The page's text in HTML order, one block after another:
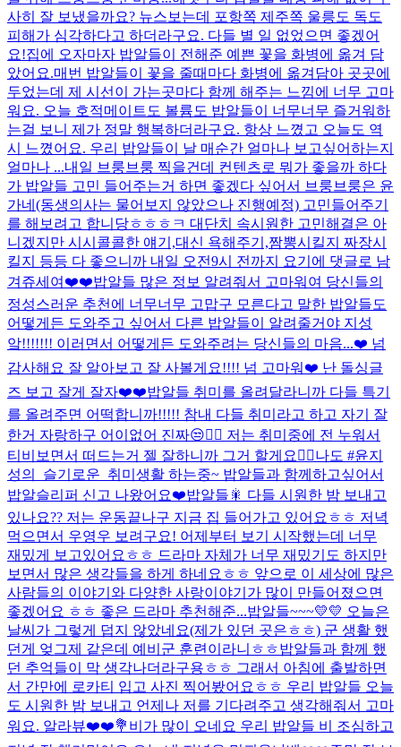
사히 잘 보냈을까요? 뉴스보는데 포항쪽 제주쪽 울릉도 독도
피해가 심각하다고 하더라구요. 다들 별 일 없었으면 좋겠어
요!집에 오자마자 밥알들이 전해준 예쁜 꽃을 화병에 옮겨 담
았어요.매번 밥알들이 꽃을 줄때마다 화병에 옮겨담아 곳곳에
두었는데 제 시선이 가는곳마다 함께 해주는 느낌에 너무 고마
워요. 오늘 호적메이트도 볼륨도 밥알들이 너무너무 즐거워하
는걸 보니 제가 정말 행복하더라구요. 항상 느꼈고 오늘도 역
시 느꼈어요. 우리 밥알들이 날 매순간 얼마나 보고싶어하는지
얼마나 ...내일 브룽브룽 찍을건데 컨텐츠로 뭐가 좋을까 하다
가 밥알들 고민 들어주는거 하면 좋겠다 싶어서 브룽브룽은 윤
가네(동생의사는 물어보지 않았으나 진행예정) 고민들어주기
를 해보려고 합니당ㅎㅎㅎㅋ 대단치 속시원한 고민해결은 아
니겠지만 시시콜콜한 얘기,대신 욕해주기,짬뽕시킬지 짜장시
킬지 등등 다 좋으니까 내일 오전9시 전까지 요기에 댓글로 남
겨쥬세여❤️❤️밥알들 많은 정보 알려줘서 고마워여 당신들의
정성스러운 추천에 너무너무 고맙구 모른다고 말한 밥알들도
어떻게든 도와주고 싶어서 다른 밥알들이 알려줄거야 지성
앜!!!!!!! 이러면서 어떻게든 도와주려는 당신들의 마음...❤️ 넘
감사해요 잘 알아보고 잘 사볼게요!!!! 넘 고마워❤️ 난 돌싱글
즈 보고 잘게 잘자❤️❤️밥알들 취미를 올려달라니까 다들 특기
를 올려주면 어떡합니까!!!!! 참내 다들 취미라고 하고 자기 잘
한거 자랑하구 어이없어 진짜😒😮‍💨 저는 취미중에 전 누워서
티비보면서 떠드는거 젤 잘하니까 그거 할게요🤷‍♂️나도 #윤지
성의_슬기로운_취미생활 하는중~ 밥알들과 함께하고싶어서
밥알슬리퍼 신고 나왔어요❤️밥알들🎇 다들 시원한 밤 보내고
있나요?? 저는 운동끝나구 지금 집 들어가고 있어요ㅎㅎ 저녁
먹으면서 우영우 보려구요! 어제부터 보기 시작했는데 너무
재밌게 보고있어요ㅎㅎ 드라마 자체가 너무 재밌기도 하지만
보면서 많은 생각들을 하게 하네요ㅎㅎ 앞으로 이 세상에 많은
사람들의 이야기와 다양한 사랑이야기가 많이 만들어졌으면
좋겠어요 ㅎㅎ 좋은 드라마 추천해준...밥알들~~~💛💛 오늘은
날씨가 그렇게 덥지 않았네요(제가 있던 곳은ㅎㅎ) 군 생활 했
던게 엊그제 같은데 예비군 훈련이라니ㅎㅎ밥알들과 함께 했
던 추억들이 막 생각나더라구용ㅎㅎ 그래서 아침에 출발하면
서 간만에 로카티 입고 사진 찍어봤어요ㅎㅎ 우리 밥알들 오늘
도 시원한 밤 보내고 언제나 저를 기다려주고 생각해줘서 고마
워요. 알라뷰❤️❤️💐 비가 많이 오네요 우리 밥알들 비 조심하고